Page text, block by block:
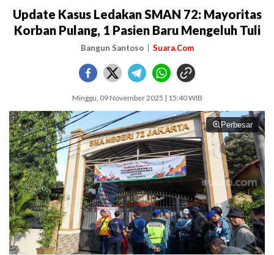
Update Kasus Ledakan SMAN 72: Mayoritas
Korban Pulang, 1 Pasien Baru Mengeluh Tuli
Bangun Santoso Suara.Com
Minggu, 09 November 2025 | 15:40 WIB
Perbesar